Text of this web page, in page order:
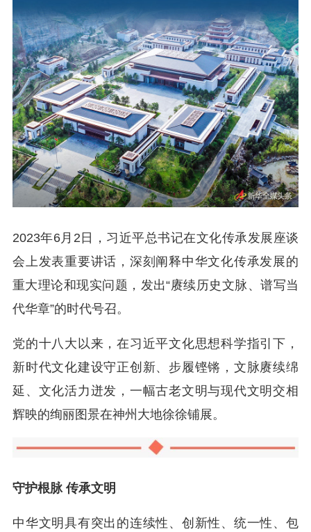
2023年6月2日，习近平总书记在文化传承发展座谈
会上发表重要讲话，深刻阐释中华文化传承发展的
重大理论和现实问题，发出“赓续历史文脉、谱写当
代华章”的时代号召。
党的十八大以来，在习近平文化思想科学指引下，
新时代文化建设守正创新、步履铿锵，文脉赓续绵
延、文化活力迸发，一幅古老文明与现代文明交相
辉映的绚丽图景在神州大地徐徐铺展。
守护根脉 传承文明
中华文明具有突出的连续性、创新性、统一性、包